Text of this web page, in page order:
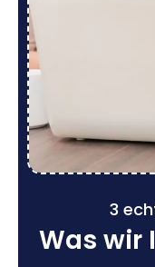
3
Was wir